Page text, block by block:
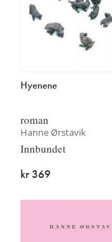
Hyenene
roman
Hanne Ørstavik
Innbundet
kr 369